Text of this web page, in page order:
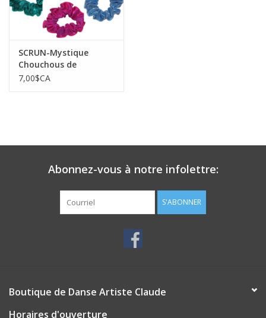
SCRUN-Mystique
Chouchous de
Gymnastique
7,00$CA
Abonnez-vous à notre infolettre:
S'ABONNER
Boutique de Danse Artiste Claude
Horaires d'ouverture